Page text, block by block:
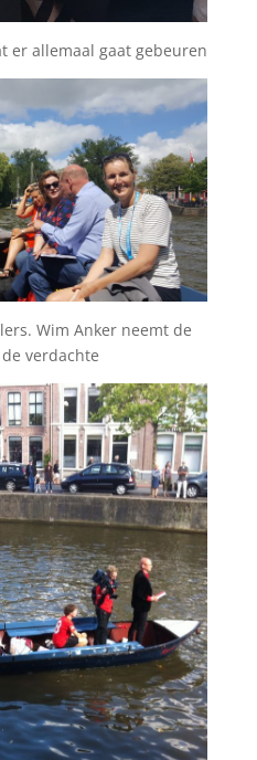
er allemaal gaat gebeuren
Wim Anker neemt de
verdachte